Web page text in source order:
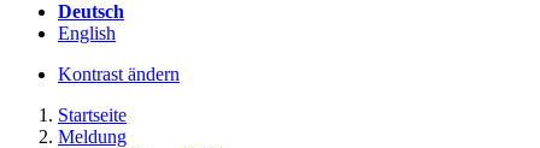
Deutsch
English
Kontrast ändern
Startseite
Meldung